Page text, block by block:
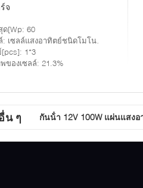
จ
ด[Wp: 60
: เซลล์แสงอาทิตย์ชนิดโมโนเกรดเอ
[pcs]: 1*3
ของเซลล์: 21.3%
น ๆ กันน้ํา 12V 100W แผ่นแสง